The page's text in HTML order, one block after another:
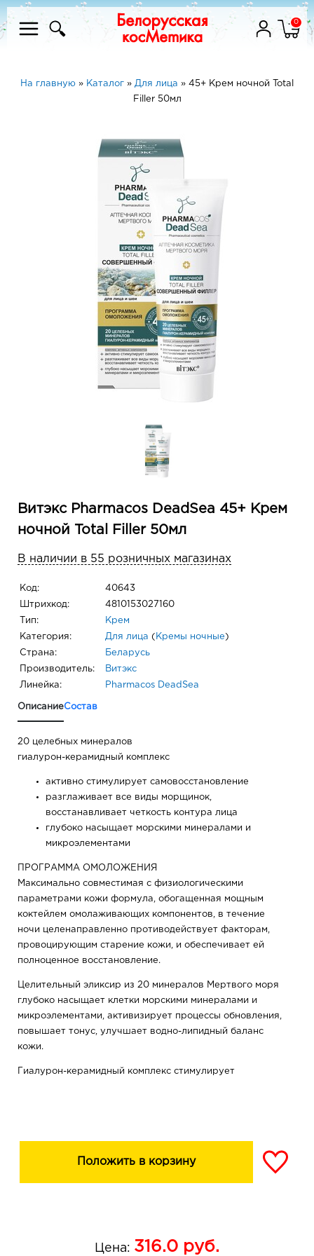
0
На главную » Каталог » Для лица » 45+ Крем ночной Total
Filler 50мл
Витэкс Pharmacos DeadSea 45+ Крем
ночной Total Filler 50мл
В наличии в 55 розничных магазинах
Код: 40643
Штрихкод: 4810153027160
Тип: Крем
Категория: Для лица ( Кремы ночные )
Страна: Беларусь
Производитель: Витэкс
Линейка: Pharmacos DeadSea
ОписаниеСостав
20 целебных минералов
гиалурон-керамидный комплекс
активно стимулирует самовосстановление
разглаживает все виды морщинок,
восстанавливает четкость контура лица
глубоко насыщает морскими минералами и
микроэлементами
ПРОГРАММА ОМОЛОЖЕНИЯ
Максимально совместимая с физиологическими
параметрами кожи формула, обогащенная мощным
коктейлем омолаживающих компонентов, в течение
ночи целенаправленно противодействует факторам,
провоцирующим старение кожи, и обеспечивает ей
полноценное восстановление.
Целительный эликсир из 20 минералов Мертвого моря
глубоко насыщает клетки морскими минералами и
микроэлементами, активизирует процессы обновления,
повышает тонус, улучшает водно-липидный баланс
кожи.
Гиалурон-керамидный комплекс стимулирует
Происходит комплексная коррекция возрастных
изменений: морщины заполняются и разглаживаются,
свойствами, благодаря чему эффективно выводит
Положить в корзину
Цена: 316.0 руб.